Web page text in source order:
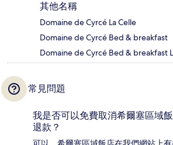
其他名稱
Domaine de Cyrcé La Celle
Domaine de Cyrcé Bed & breakfast
Domaine de Cyrcé Bed & breakfast
常見問題
我是否可以免費取消希爾塞區域
退款？